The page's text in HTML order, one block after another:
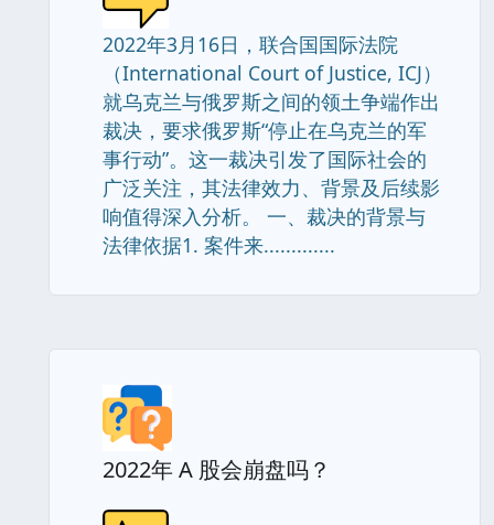
2022年3月16日，联合国国际法院
（International Court of Justice, ICJ）
就乌克兰与俄罗斯之间的领土争端作出
裁决，要求俄罗斯“停止在乌克兰的军
事行动”。这一裁决引发了国际社会的
广泛关注，其法律效力、背景及后续影
响值得深入分析。 一、裁决的背景与
法律依据1. 案件来.............
2022年 A 股会崩盘吗？